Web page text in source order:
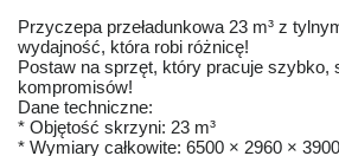
Przyczepa przeładunkowa 23 m³ z
wydajność, która robi różnicę!
Postaw na sprzęt, który pracuje szybko,
kompromisów!
Dane techniczne:
* Objętość skrzyni: 23 m³
* Wymiary całkowite: 6500 × 2960 ×